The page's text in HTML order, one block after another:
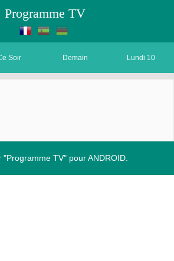
Programme TV
Soir Demain Lundi 10
"Programme TV" pour ANDROID.